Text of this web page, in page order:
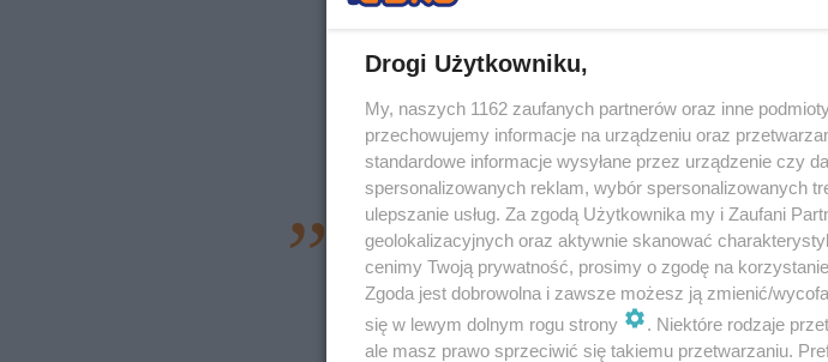
- Bił ją młotkiem w obie nogi oraz przypalał
jej brzucha, a nadto kilkakrotnie uciskał rękoma
czym zamierzonego celu nie osiągnął, powodując u
pokrzywdzonej obrażenia ciała w postaci
Drogi Użytkowniku,
My, naszych 1162 zaufanych partnerów oraz inne
przechowujemy informacje na urządzeniu oraz
standardowe informacje wysyłane przez urządzenie czy
spersonalizowanych reklam, wybór spersonalizowanych
ulepszanie usług. Za zgodą Użytkownika my i Zaufani
geolokalizacyjnych oraz aktywnie skanować
cenimy Twoją prywatność, prosimy o zgodę na
Zgoda jest dobrowolna i zawsze możesz ją zmienić/
się w lewym dolnym rogu strony
. Niektóre rodzaje
ale masz prawo sprzeciwić się takiemu przetwarzaniu.